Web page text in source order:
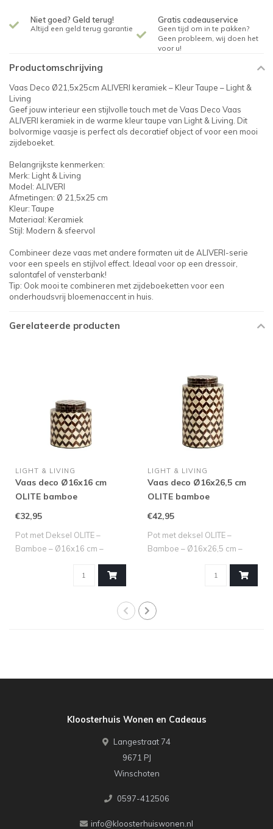
Niet goed? Geld terug!
Altijd een geld terug garantie
Gratis cadeauservice
Geen tijd om in te pakken?
Geen probleem, wij doen het
voor u!
Productomschrijving
Vaas Deco Ø21,5x25cm ALIVERI keramiek – Kleur Taupe – Light &
Living
Geef jouw interieur een stijlvolle touch met de Vaas Deco Vaas
ALIVERI keramiek in de warme kleur taupe van Light & Living. Dit
bolvormige vaasje is perfect als decoratief object of voor een mooi
zijdeboeket.
Belangrijkste kenmerken:
Merk: Light & Living
Model: ALIVERI
Afmetingen: Ø 21,5x25 cm
Kleur: Taupe
Materiaal: Keramiek
Stijl: Modern & sfeervol
Combineer deze vaas met andere formaten uit de ALIVERI-serie
voor een speels en stijlvol effect. Ideaal voor op een dressoir,
salontafel of vensterbank!
Tip: Ook mooi te combineren met zijdeboeketten voor een
onderhoudsvrij bloemenaccent in huis.
Gerelateerde producten
LIGHT & LIVING
Vaas deco Ø16x16 cm
OLITE bamboe
€32,95
Pot met Deksel OLITE –
Bamboe – Ø16x16 cm –
LIGHT & LIVING
Vaas deco Ø16x26,5 cm
OLITE bamboe
€42,95
Pot met deksel OLITE –
Bamboe – Ø16x26,5 cm –
Kloosterhuis Wonen en Cadeaus
Langestraat 74
9671 PJ
Winschoten
0597-412506
info@kloosterhuiswonen.nl